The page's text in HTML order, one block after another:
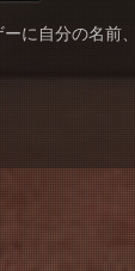
に自分の名前